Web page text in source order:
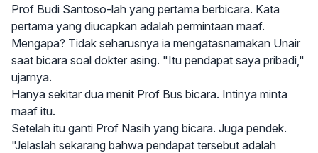
Prof Budi Santoso-lah yang pertama berbicara. Kata
pertama yang diucapkan adalah permintaan maaf.
Mengapa? Tidak seharusnya ia mengatasnamakan Unair
saat bicara soal dokter asing. "Itu pendapat saya pribadi,"
ujarnya.
Hanya sekitar dua menit Prof Bus bicara. Intinya minta
maaf itu.
Setelah itu ganti Prof Nasih yang bicara. Juga pendek.
"Jelaslah sekarang bahwa pendapat tersebut adalah